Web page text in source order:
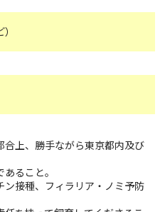
合上、勝手ながら東京都内及び
ること。
ン接種、フィラリア・ノミ予防